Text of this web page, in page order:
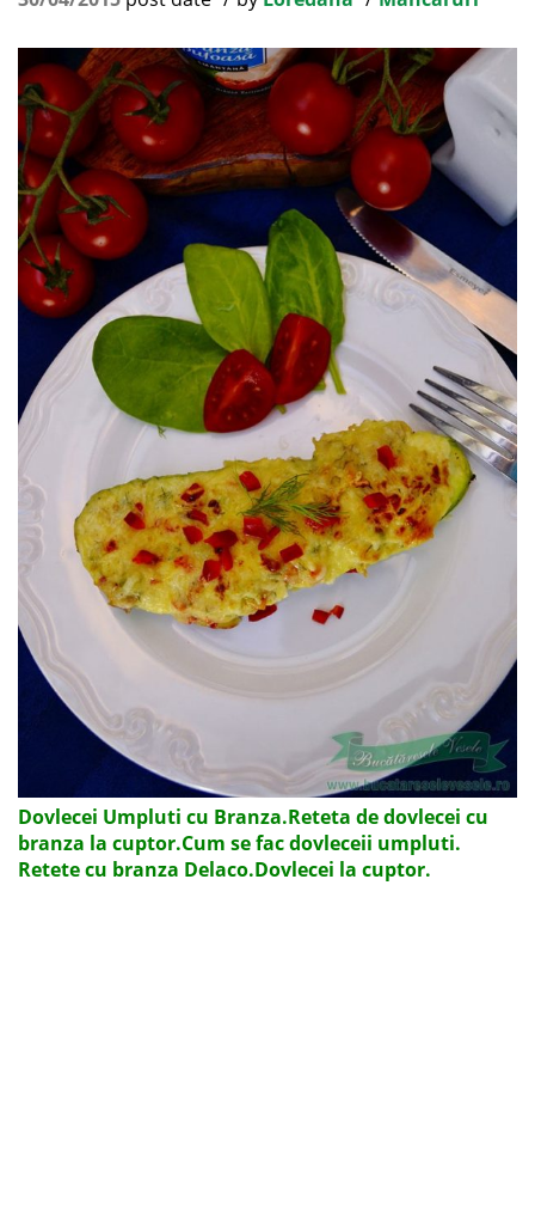
Dovlecei Umpluti cu Branza.Reteta de dovlecei cu
branza la cuptor.Cum se fac dovleceii umpluti.
Retete cu branza Delaco.Dovlecei la cuptor.